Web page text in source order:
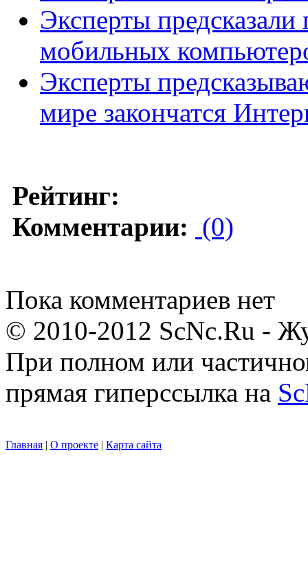
Эксперты
мобильных
Эксперты
мире закончатся
Рейтинг:
Комментарии: (0)
Пока комментариев нет
© 2010-2012 ScNc.Ru -
При полном или
прямая гиперссылка на
Главная | О проекте | Карта сайта